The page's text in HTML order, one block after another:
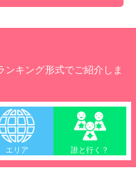
ンキング形式でご紹介しま
エリア 誰と行く？